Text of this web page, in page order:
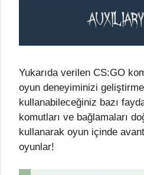
Yukarıda verilen CS:GO
oyun deneyiminizi
kullanabileceğiniz bazı
komutları ve bağlamaları
kullanarak oyun içinde
oyunlar!